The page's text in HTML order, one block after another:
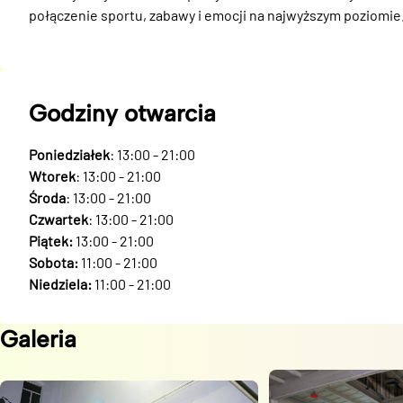
połączenie sportu, zabawy i emocji na najwyższym
Godziny otwarcia
Poniedziałek: 13:00 - 21:00
Wtorek: 13:00 - 21:00
Środa: 13:00 - 21:00
Czwartek: 13:00 - 21:00
Piątek: 13:00 - 21:00
Sobota: 11:00 - 21:00
Niedziela: 11:00 - 21:00
Galeria